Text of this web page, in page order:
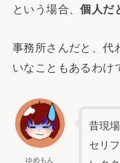
という場合、個人だ
事務所さんだと、代
いなこともあるわけ
ゆめもん
昔現
セリ